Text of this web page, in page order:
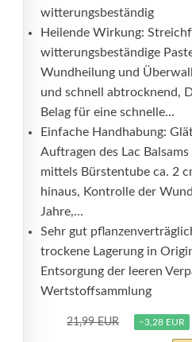
witterungsbeständig
Heilende Wirkung:
witterungsbeständige
Wundheilung und
und schnell abtrocknend,
Belag für eine schnelle...
Einfache Handhabung:
Auftragen des Lac
mittels Bürstentube ca. 2
hinaus, Kontrolle der
Jahre,...
Sehr gut
trockene Lagerung in
Entsorgung der leeren
Wertstoffsammlung
21,99 EUR −3,28 EUR